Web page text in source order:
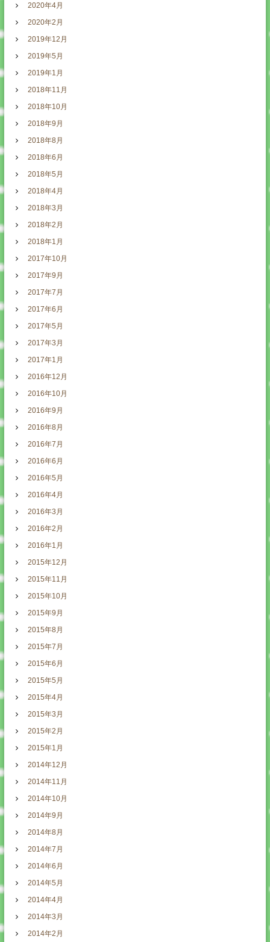
2020年4月
2020年2月
2019年12月
2019年5月
2019年1月
2018年11月
2018年10月
2018年9月
2018年8月
2018年6月
2018年5月
2018年4月
2018年3月
2018年2月
2018年1月
2017年10月
2017年9月
2017年7月
2017年6月
2017年5月
2017年3月
2017年1月
2016年12月
2016年10月
2016年9月
2016年8月
2016年7月
2016年6月
2016年5月
2016年4月
2016年3月
2016年2月
2016年1月
2015年12月
2015年11月
2015年10月
2015年9月
2015年8月
2015年7月
2015年6月
2015年5月
2015年4月
2015年3月
2015年2月
2015年1月
2014年12月
2014年11月
2014年10月
2014年9月
2014年8月
2014年7月
2014年6月
2014年5月
2014年4月
2014年3月
2014年2月